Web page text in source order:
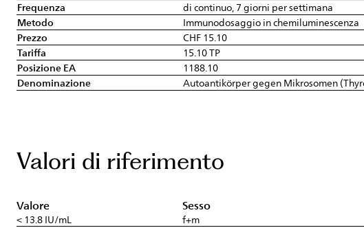
Frequenza
di continuo, 7 giorni per settimana
Metodo
Immunodosaggio in chemiluminescenza
Prezzo
CHF 15.10
Tariffa
15.10 TP
Posizione EA
1188.10
Denominazione
Autoantikörper gegen Mikrosomen
Valori di riferimento
Valore Sesso
< 13.8 IU/mL f+m